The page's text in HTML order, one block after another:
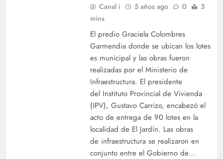
Canal i 5 años ago 0
3
mins
El predio Graciela Colombres
Garmendia donde se ubican los lotes
es municipal y las obras fueron
realizadas por el Ministerio de
Infraestructura. El presidente
del Instituto Provincial de Vivienda
(IPV), Gustavo Carrizo, encabezó el
acto de entrega de 90 lotes en la
localidad de El Jardín. Las obras
de infraestructura se realizaron en
conjunto entre el Gobierno de…